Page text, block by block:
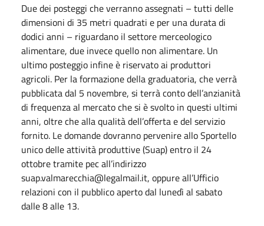
Due dei posteggi che verranno assegnati – tutti delle
dimensioni di 35 metri quadrati e per una durata di
dodici anni – riguardano il settore merceologico
alimentare, due invece quello non alimentare. Un
ultimo posteggio infine è riservato ai produttori
agricoli. Per la formazione della graduatoria, che verrà
pubblicata dal 5 novembre, si terrà conto dell’anzianità
di frequenza al mercato che si è svolto in questi ultimi
anni, oltre che alla qualità dell’offerta e del servizio
fornito. Le domande dovranno pervenire allo Sportello
unico delle attività produttive (Suap) entro il 24
ottobre tramite pec all’indirizzo
suap.valmarecchia@legalmail.it, oppure all’Ufficio
relazioni con il pubblico aperto dal lunedì al sabato
dalle 8 alle 13.